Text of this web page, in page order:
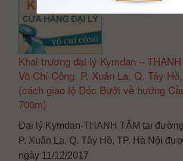
Khai trương đại lý Kymdan –
Võ Chí Công, P. Xuân La, Q. Tây
(cách giao lộ Dốc Bưởi về hướng
700m)
Đại lý Kymdan-THANH TÂM tại
P. Xuân La, Q. Tây Hồ, TP. Hà Nội
ngày 11/12/2017